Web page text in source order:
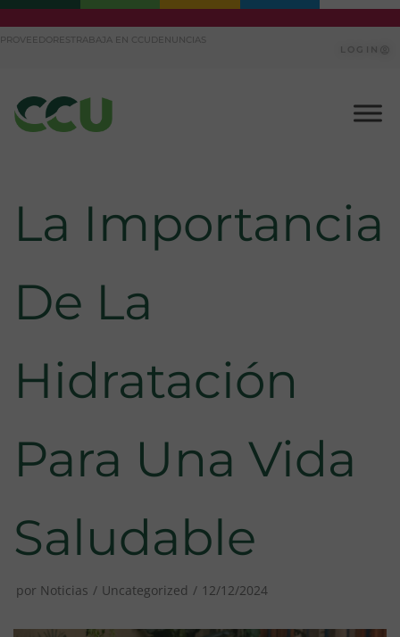
al
PROVEEDORES TRABAJA EN CCUDENUNCIAS
LOGIN
La Importancia
De La
Hidratación
Para Una Vida
Saludable
por Noticias Uncategorized 12/12/2024